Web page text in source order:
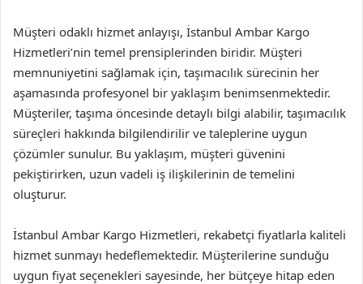
Müşteri odaklı hizmet anlayışı, İstanbul Ambar Kargo
Hizmetleri’nin temel prensiplerinden biridir. Müşteri
memnuniyetini sağlamak için, taşımacılık sürecinin her
aşamasında profesyonel bir yaklaşım benimsenmektedir.
Müşteriler, taşıma öncesinde detaylı bilgi alabilir, taşımacılık
süreçleri hakkında bilgilendirilir ve taleplerine uygun
çözümler sunulur. Bu yaklaşım, müşteri güvenini
pekiştirirken, uzun vadeli iş ilişkilerinin de temelini
oluşturur.
İstanbul Ambar Kargo Hizmetleri, rekabetçi fiyatlarla kaliteli
hizmet sunmayı hedeflemektedir. Müşterilerine sunduğu
uygun fiyat seçenekleri sayesinde, her bütçeye hitap eden